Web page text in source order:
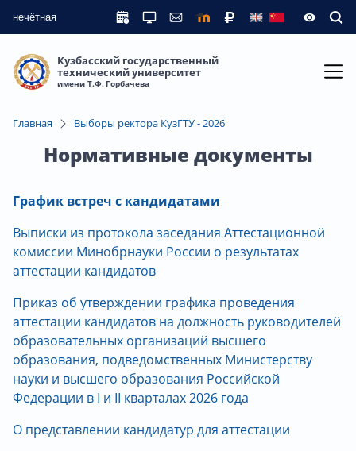
нечётная
Кузбасский государственный
технический университет
имени Т.Ф. Горбачева
Главная Выборы ректора КузГТУ - 2026
Нормативные документы
График встреч с кандидатами
Выписки из протокола заседания Аттестационной
комиссии Минобрнауки России о результатах
аттестации кандидатов
Приказ об утверждении графика проведения
аттестации кандидатов на должность руководителей
образовательных организаций высшего
образования, подведомственных Министерству
науки и высшего образования Российской
Федерации в I и II кварталах 2026 года
О представлении кандидатур для аттестации